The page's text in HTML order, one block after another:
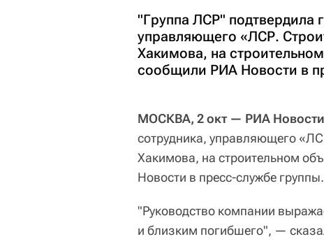
"Группа ЛСР" подтвердила
управляющего «ЛСР.
Хакимова, на
сообщили РИА Новости в
МОСКВА, 2 окт — РИА
сотрудника, управляющего
Хакимова, на строительном
Новости в пресс-службе группы.
"Руководство компании
и близким погибшего", —